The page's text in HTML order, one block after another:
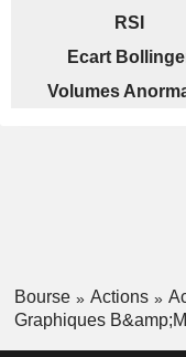
RSI
Ecart
Volumes
Bourse Actions
Graphiques